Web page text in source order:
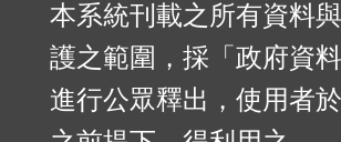
本系統刊載之所有資料
護之範圍，採「政府資
進行公眾釋出，使用者